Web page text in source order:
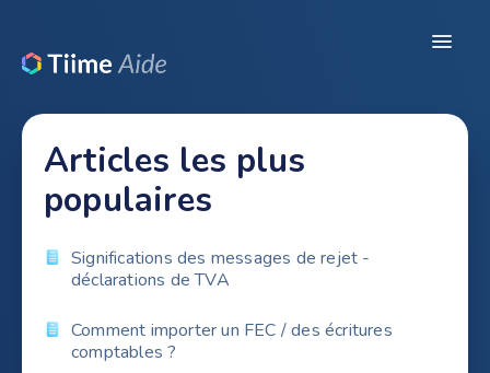
Toggle
Ressources
Configuration du dossier
Révision / Production
CRM
Articles les plus
populaires
Significations des messages de rejet -
déclarations de TVA
Comment importer un FEC / des écritures
comptables ?